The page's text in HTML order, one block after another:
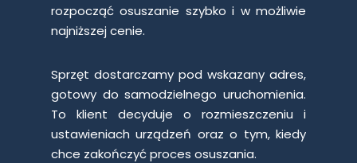
rozpocząć osuszanie szybko i w możliwie
najniższej cenie.
Sprzęt dostarczamy pod wskazany adres,
gotowy do samodzielnego uruchomienia.
To klient decyduje o rozmieszczeniu i
ustawieniach urządzeń oraz o tym, kiedy
chce zakończyć proces osuszania.